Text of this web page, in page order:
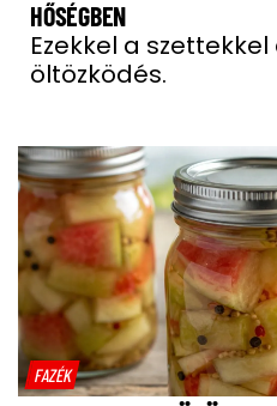
HŐSÉGBEN
Ezekkel a
öltözködés.
FAZÉK